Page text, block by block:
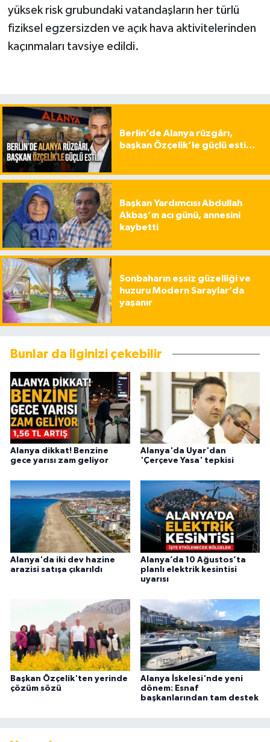
yüksek risk grubundaki vatandaşların her türlü
fiziksel egzersizden ve açık hava aktivitelerinden
kaçınmaları tavsiye edildi.
Berlin’de Alanya rüzgârı,
başkan Özçelik’le güçlü esti…
Başkan Yardımcısı Abdullah
Akbaş’ın acı günü, annesini
kaybetti
Sonbaharın eşsiz güzelliği ve
huzuru Modern Saraylar’da
yaşanır
Bunlar da ilginizi çekebilir
Alanya dikkat! Benzine
gece yarısı zam geliyor
Alanya'da Uyar'dan
'Çerçeve Yasa' tepkisi
Alanya'da iki dev hazine
arazisi satışa çıkarıldı
Alanya’da 10 Ağustos’ta
planlı elektrik kesintisi
uyarısı
Başkan Özçelik'ten yerinde
çözüm sözü
Alanya İskelesi'nde yeni
dönem: Esnaf
başkanlarından tam destek